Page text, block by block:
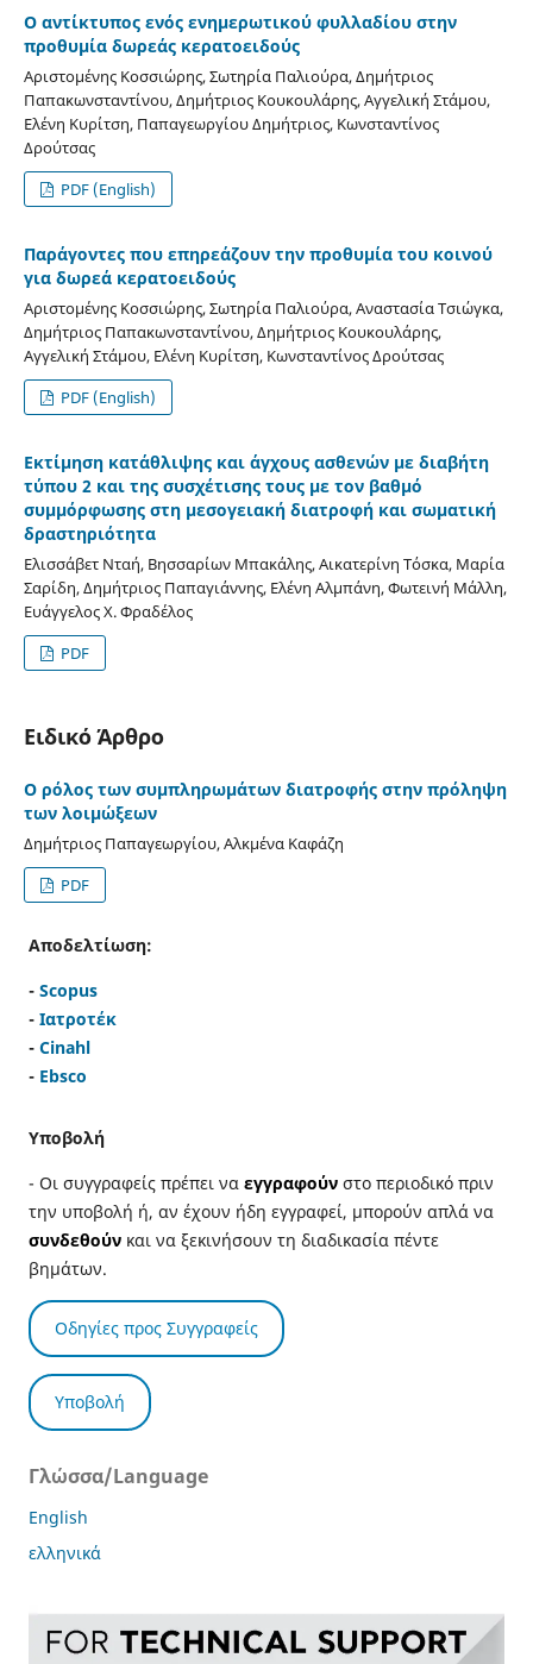
Ο αντίκτυπος ενός ενημερωτικού φυλλαδίου στην
προθυμία δωρεάς κερατοειδούς
Αριστομένης Κοσσιώρης, Σωτηρία Παλιούρα, Δημήτριος
Παπακωνσταντίνου, Δημήτριος Κουκουλάρης, Αγγελική Στάμου,
Ελένη Κυρίτση, Παπαγεωργίου Δημήτριος, Κωνσταντίνος
Δρούτσας
PDF (English)
Παράγοντες που επηρεάζουν την προθυμία του κοινού
για δωρεά κερατοειδούς
Αριστομένης Κοσσιώρης, Σωτηρία Παλιούρα, Αναστασία Τσιώγκα,
Δημήτριος Παπακωνσταντίνου, Δημήτριος Κουκουλάρης,
Αγγελική Στάμου, Ελένη Κυρίτση, Κωνσταντίνος Δρούτσας
PDF (English)
Εκτίμηση κατάθλιψης και άγχους ασθενών με διαβήτη
τύπου 2 και της συσχέτισης τους με τον βαθμό
συμμόρφωσης στη μεσογειακή διατροφή και σωματική
δραστηριότητα
Ελισσάβετ Νταή, Βησσαρίων Μπακάλης, Αικατερίνη Τόσκα, Μαρία
Σαρίδη, Δημήτριος Παπαγιάννης, Ελένη Αλμπάνη, Φωτεινή Μάλλη,
Ευάγγελος Χ. Φραδέλος
PDF
Ειδικό Άρθρο
Ο ρόλος των συμπληρωμάτων διατροφής στην πρόληψη
των λοιμώξεων
Δημήτριος Παπαγεωργίου, Αλκμένα Καφάζη
PDF
Αποδελτίωση:
- Scopus
- Ιατροτέκ
- Cinahl
- Ebsco
Υποβολή
- Οι συγγραφείς πρέπει να εγγραφούν στο περιοδικό πριν
την υποβολή ή, αν έχουν ήδη εγγραφεί, μπορούν απλά να
συνδεθούνκαι να ξεκινήσουν τη διαδικασία πέντε
βημάτων.
Οδηγίες προς Συγγραφείς
Υποβολή
Γλώσσα/Language
English
ελληνικά